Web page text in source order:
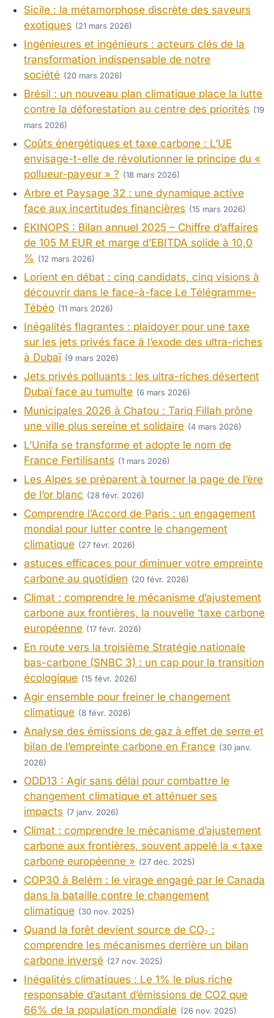
Sicile : la métamorphose discrète des saveurs
exotiques (21 mars 2026)
Ingénieures et ingénieurs : acteurs clés de la
transformation indispensable de notre
société (20 mars 2026)
Brésil : un nouveau plan climatique place la lutte
contre la déforestation au centre des priorités (19
mars 2026)
Coûts énergétiques et taxe carbone : L’UE
envisage-t-elle de révolutionner le principe du «
pollueur-payeur » ? (18 mars 2026)
Arbre et Paysage 32 : une dynamique active
face aux incertitudes financières (15 mars 2026)
EKINOPS : Bilan annuel 2025 – Chiffre d’affaires
de 105 M EUR et marge d’EBITDA solide à 10,0
% (12 mars 2026)
Lorient en débat : cinq candidats, cinq visions à
découvrir dans le face-à-face Le Télégramme-
Tébéo (11 mars 2026)
Inégalités flagrantes : plaidoyer pour une taxe
sur les jets privés face à l’exode des ultra-riches
à Dubaï (9 mars 2026)
Jets privés polluants : les ultra-riches désertent
Dubaï face au tumulte (6 mars 2026)
Municipales 2026 à Chatou : Tariq Fillah prône
une ville plus sereine et solidaire (4 mars 2026)
L’Unifa se transforme et adopte le nom de
France Fertilisants (1 mars 2026)
Les Alpes se préparent à tourner la page de l’ère
de l’or blanc (28 févr. 2026)
Comprendre l’Accord de Paris : un engagement
mondial pour lutter contre le changement
climatique (27 févr. 2026)
astuces efficaces pour diminuer votre empreinte
carbone au quotidien (20 févr. 2026)
Climat : comprendre le mécanisme d’ajustement
carbone aux frontières, la nouvelle ‘taxe carbone
européenne (17 févr. 2026)
En route vers la troisième Stratégie nationale
bas-carbone (SNBC 3) : un cap pour la transition
écologique (15 févr. 2026)
Agir ensemble pour freiner le changement
climatique (8 févr. 2026)
Analyse des émissions de gaz à effet de serre et
bilan de l’empreinte carbone en France (30 janv.
2026)
ODD13 : Agir sans délai pour combattre le
changement climatique et atténuer ses
impacts (7 janv. 2026)
Climat : comprendre le mécanisme d’ajustement
carbone aux frontières, souvent appelé la « taxe
carbone européenne » (27 déc. 2025)
COP30 à Belém : le virage engagé par le Canada
dans la bataille contre le changement
climatique (30 nov. 2025)
Quand la forêt devient source de CO₂ :
comprendre les mécanismes derrière un bilan
carbone inversé (27 nov. 2025)
Inégalités climatiques : Le 1% le plus riche
responsable d’autant d’émissions de CO2 que
66% de la population mondiale (26 nov. 2025)